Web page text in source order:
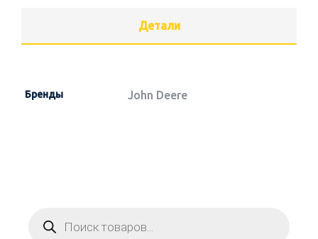
Детали
Бренды John Deere